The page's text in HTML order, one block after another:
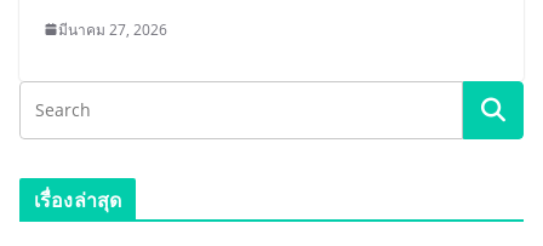
มีนาคม 27, 2026
เรื่องล่าสุด